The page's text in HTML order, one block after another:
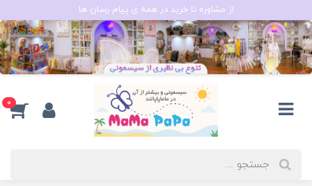
از مشاوره تا خرید در همه ی پیام رسان ها
0